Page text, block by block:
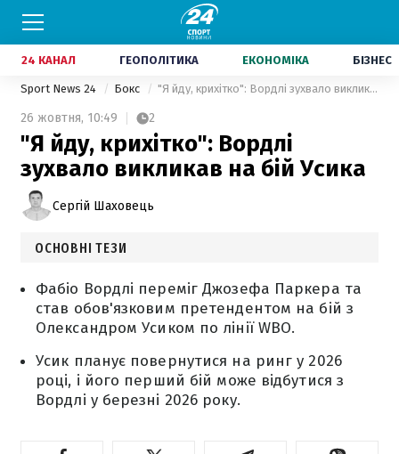
24 КАНАЛ ГЕОПОЛІТИКА ЕКОНОМІКА БІЗНЕС
Sport News 24 Бокс "Я йду, крихітко": Вордлі зухвало викликав на бій Усика
26 жовтня, 10:49 2
"Я йду, крихітко": Вордлі
зухвало викликав на бій Усика
Сергій Шаховець
ОСНОВНІ ТЕЗИ
Фабіо Вордлі переміг Джозефа Паркера та
став обов'язковим претендентом на бій з
Олександром Усиком по лінії WBO.
Усик планує повернутися на ринг у 2026
році, і його перший бій може відбутися з
Вордлі у березні 2026 року.